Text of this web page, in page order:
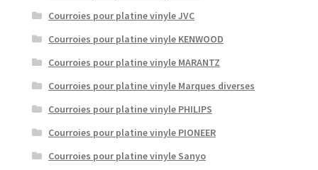
Courroies pour platine vinyle JVC
Courroies pour platine vinyle KENWOOD
Courroies pour platine vinyle MARANTZ
Courroies pour platine vinyle Marques diverses
Courroies pour platine vinyle PHILIPS
Courroies pour platine vinyle PIONEER
Courroies pour platine vinyle Sanyo